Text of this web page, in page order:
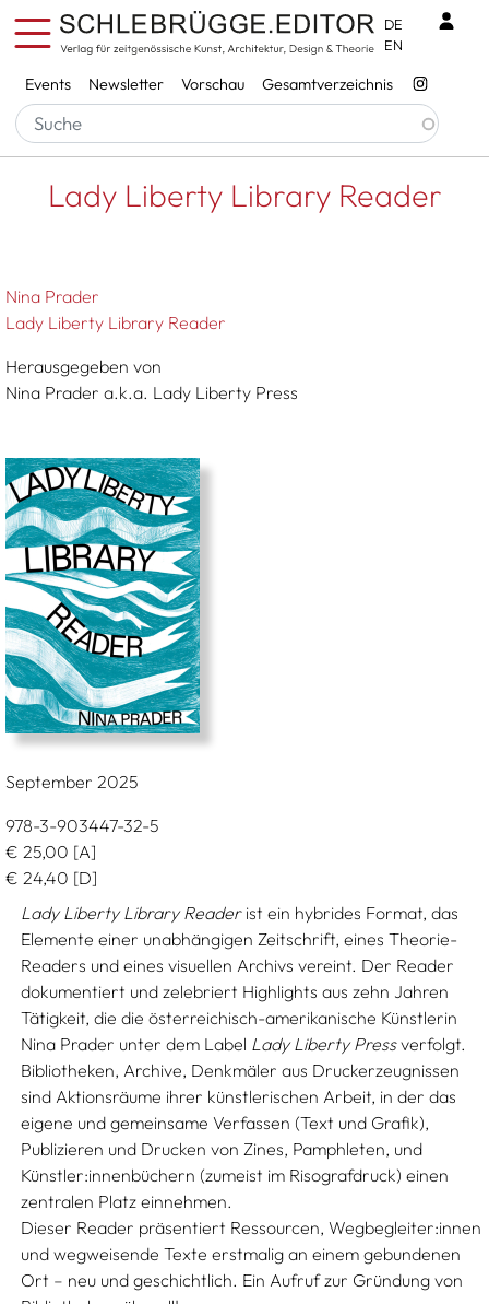
Direkt zum Inhalt
Services
Events Newsletter Vorschau Gesamtverzeichnis
DE
EN
Pfadnavigation
Startseite Lady Liberty Library Reader
Lady Liberty Library Reader
Nina Prader
Lady Liberty Library Reader
Herausgegeben von
Nina Prader a.k.a. Lady Liberty Press
September 2025
978-3-903447-32-5
€ 25,00 [A]
€ 24,40 [D]
Lady Liberty Library Readerist ein hybrides Format, das
Elemente einer unabhängigen Zeitschrift, eines Theorie-
Readers und eines visuellen Archivs vereint. Der Reader
dokumentiert und zelebriert Highlights aus zehn Jahren
Tätigkeit, die die österreichisch-amerikanische Künstlerin
Nina Prader unter dem Label Lady Liberty Pressverfolgt.
Bibliotheken, Archive, Denkmäler aus Druckerzeugnissen
sind Aktionsräume ihrer künstlerischen Arbeit, in der das
eigene und gemeinsame Verfassen (Text und Grafik),
Publizieren und Drucken von Zines, Pamphleten, und
Künstler:innenbüchern (zumeist im Risografdruck) einen
zentralen Platz einnehmen.
Dieser Reader präsentiert Ressourcen, Wegbegleiter:innen
und wegweisende Texte erstmalig an einem gebundenen
Ort – neu und geschichtlich. Ein Aufruf zur Gründung von